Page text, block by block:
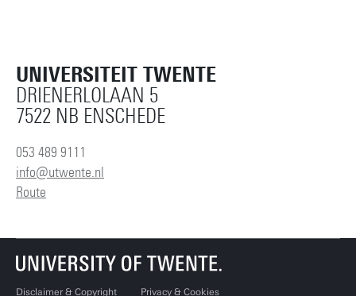
UNIVERSITEIT TWENTE
DRIENERLOLAAN 5
7522 NB ENSCHEDE
053 489 9111
info@utwente.nl
Route
Disclaimer & Copyright Privacy & Cookies